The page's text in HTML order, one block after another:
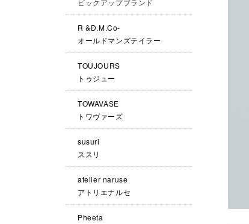
ピックアップブランド
R &D.M.Co-
オールドマンズテイラー
TOUJOURS
トゥジュー
TOWAVASE
トワヴァーズ
susuri
ススリ
atelier naruse
アトリエナルセ
Pheeta